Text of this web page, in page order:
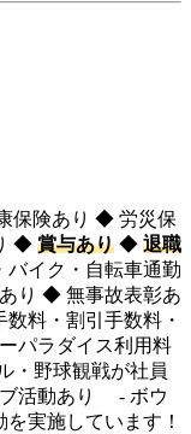
保険あり ◆ 労災保
◆ 賞与あり ◆ 退職
イク・自転車通勤
り ◆ 無事故表彰あ
料・割引手数料・
パラダイス利用料
野球観戦が社員
ブ活動あり - ボウ
実施しています！